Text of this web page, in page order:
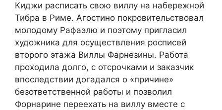
Киджи расписать свою виллу на набережной
Тибра в Риме. Агостино покровительствовал
молодому Рафаэлю и поэтому пригласил
художника для осуществления росписей
второго этажа Виллы Фарнезины. Работа
проходила долго, с отсрочками и заказчик
впоследствии догадался о «причине»
безответственной работы и позволил
Форнарине переехать на виллу вместе с